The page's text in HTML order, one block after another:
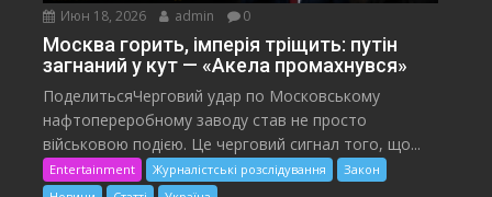
Июн 18, 2026 admin 0
Москва горить, імперія тріщить: путін
загнаний у кут — «Акела промахнувся»
ПоделитьсяЧерговий удар по Московському
нафтопереробному заводу став не просто
військовою подією. Це черговий сигнал того, що...
Entertainment Журналістські розслідування
Закон